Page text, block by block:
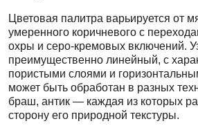
Цветовая палитра варьируется от
умеренного коричневого с
охры и серо-кремовых включений.
преимущественно линейный, с
пористыми слоями и
может быть обработан в разных
браш, антик — каждая из которых
сторону его природной текстуры.